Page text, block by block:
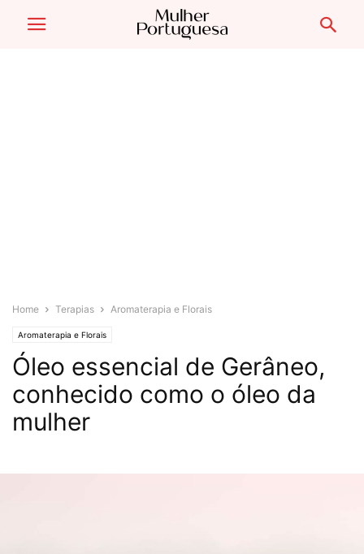
Home Terapias Aromaterapia e Florais
Aromaterapia e Florais
Óleo essencial de Gerâneo,
conhecido como o óleo da
mulher